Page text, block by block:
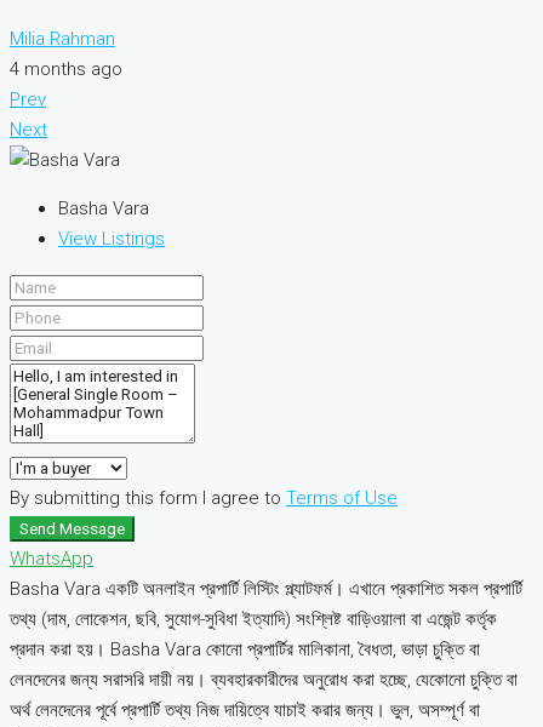
Milia Rahman
4 months ago
Prev
Next
Basha Vara
View Listings
By submitting this form I agree to Terms of Use
Send Message
WhatsApp
Basha Vara একটি অনলাইন প্রপার্টি লিস্টিং প্ল্যাটফর্ম। এখানে প্রকাশিত সকল প্রপার্টি
তথ্য (দাম, লোকেশন, ছবি, সুযোগ-সুবিধা ইত্যাদি) সংশ্লিষ্ট বাড়িওয়ালা বা এজেন্ট কর্তৃক
প্রদান করা হয়। Basha Vara কোনো প্রপার্টির মালিকানা, বৈধতা, ভাড়া চুক্তি বা
লেনদেনের জন্য সরাসরি দায়ী নয়। ব্যবহারকারীদের অনুরোধ করা হচ্ছে, যেকোনো চুক্তি বা
অর্থ লেনদেনের পূর্বে প্রপার্টি তথ্য নিজ দায়িত্বে যাচাই করার জন্য। ভুল, অসম্পূর্ণ বা